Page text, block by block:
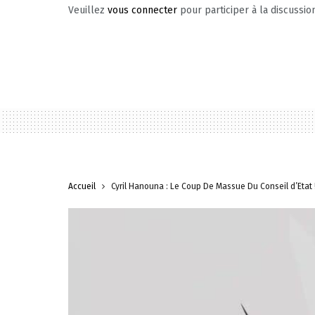
Veuillez vous connecter pour participer à la
Accueil Cyril Hanouna : Le Coup De Massue Du Conseil d’État